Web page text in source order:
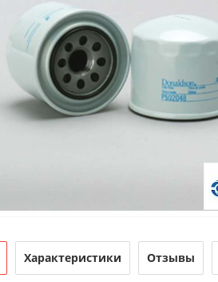
Характеристики Отзывы